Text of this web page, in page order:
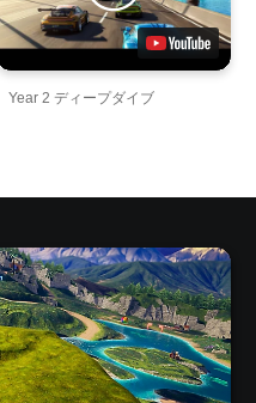
Year 2 ディープダイブ